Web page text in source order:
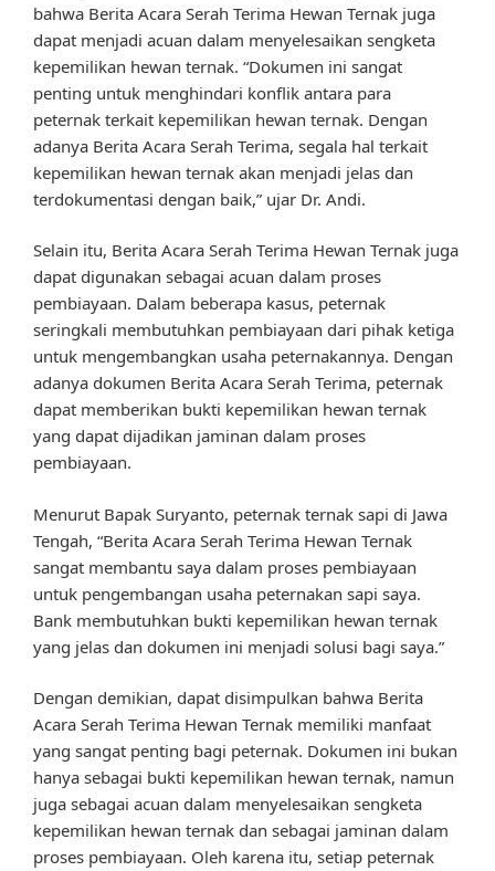
bahwa Berita Acara Serah Terima Hewan Ternak juga
dapat menjadi acuan dalam menyelesaikan sengketa
kepemilikan hewan ternak. “Dokumen ini sangat
penting untuk menghindari konflik antara para
peternak terkait kepemilikan hewan ternak. Dengan
adanya Berita Acara Serah Terima, segala hal terkait
kepemilikan hewan ternak akan menjadi jelas dan
terdokumentasi dengan baik,” ujar Dr. Andi.
Selain itu, Berita Acara Serah Terima Hewan Ternak juga
dapat digunakan sebagai acuan dalam proses
pembiayaan. Dalam beberapa kasus, peternak
seringkali membutuhkan pembiayaan dari pihak ketiga
untuk mengembangkan usaha peternakannya. Dengan
adanya dokumen Berita Acara Serah Terima, peternak
dapat memberikan bukti kepemilikan hewan ternak
yang dapat dijadikan jaminan dalam proses
pembiayaan.
Menurut Bapak Suryanto, peternak ternak sapi di Jawa
Tengah, “Berita Acara Serah Terima Hewan Ternak
sangat membantu saya dalam proses pembiayaan
untuk pengembangan usaha peternakan sapi saya.
Bank membutuhkan bukti kepemilikan hewan ternak
yang jelas dan dokumen ini menjadi solusi bagi saya.”
Dengan demikian, dapat disimpulkan bahwa Berita
Acara Serah Terima Hewan Ternak memiliki manfaat
yang sangat penting bagi peternak. Dokumen ini bukan
hanya sebagai bukti kepemilikan hewan ternak, namun
juga sebagai acuan dalam menyelesaikan sengketa
kepemilikan hewan ternak dan sebagai jaminan dalam
proses pembiayaan. Oleh karena itu, setiap peternak